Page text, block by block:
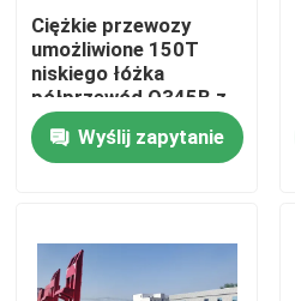
Dom
Filmy
Ciężkie przewozy
umożliwione 150T
niskiego łóżka
półprzewód Q345B z
T700 stalowy wiązek
głównyWyślij zapytanie